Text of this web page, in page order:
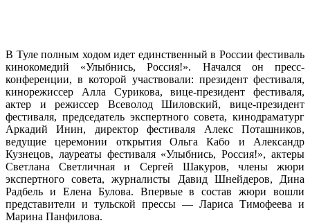
В Туле полным ходом идет единственный в России фестиваль
кинокомедий «Улыбнись, Россия!». Начался он пресс-
конференции, в которой участвовали: президент фестиваля,
кинорежиссер Алла Сурикова, вице-президент фестиваля,
актер и режиссер Всеволод Шиловский, вице-президент
фестиваля, председатель экспертного совета, кинодраматург
Аркадий Инин, директор фестиваля Алекс Поташников,
ведущие церемонии открытия Ольга Кабо и Александр
Кузнецов, лауреаты фестиваля «Улыбнись, Россия!», актеры
Светлана Светличная и Сергей Шакуров, члены жюри
экспертного совета, журналисты Давид Шнейдеров, Дина
Радбель и Елена Булова. Впервые в состав жюри вошли
представители и тульской прессы — Лариса Тимофеева и
Марина Панфилова.